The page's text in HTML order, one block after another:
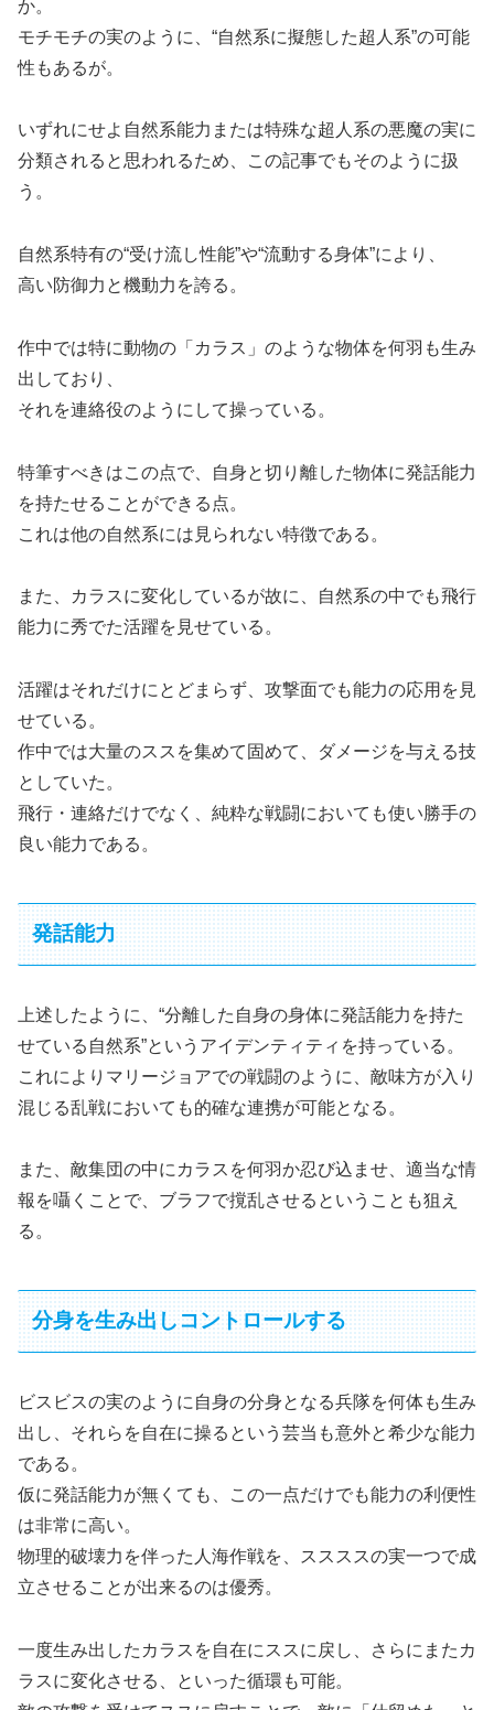
か。
モチモチの実のように、“自然系に擬態した超人系”の可能
性もあるが。
いずれにせよ自然系能力または特殊な超人系の悪魔の実に
分類されると思われるため、この記事でもそのように扱
う。
自然系特有の“受け流し性能”や“流動する身体”により、
高い防御力と機動力を誇る。
作中では特に動物の「カラス」のような物体を何羽も生み
出しており、
それを連絡役のようにして操っている。
特筆すべきはこの点で、自身と切り離した物体に発話能力
を持たせることができる点。
これは他の自然系には見られない特徴である。
また、カラスに変化しているが故に、自然系の中でも飛行
能力に秀でた活躍を見せている。
活躍はそれだけにとどまらず、攻撃面でも能力の応用を見
せている。
作中では大量のススを集めて固めて、ダメージを与える技
としていた。
飛行・連絡だけでなく、純粋な戦闘においても使い勝手の
良い能力である。
発話能力
上述したように、“分離した自身の身体に発話能力を持た
せている自然系”というアイデンティティを持っている。
これによりマリージョアでの戦闘のように、敵味方が入り
混じる乱戦においても的確な連携が可能となる。
また、敵集団の中にカラスを何羽か忍び込ませ、適当な情
報を囁くことで、ブラフで撹乱させるということも狙え
る。
分身を生み出しコントロールする
ビスビスの実のように自身の分身となる兵隊を何体も生み
出し、それらを自在に操るという芸当も意外と希少な能力
である。
仮に発話能力が無くても、この一点だけでも能力の利便性
は非常に高い。
物理的破壊力を伴った人海作戦を、ススススの実一つで成
立させることが出来るのは優秀。
一度生み出したカラスを自在にススに戻し、さらにまたカ
ラスに変化させる、といった循環も可能。